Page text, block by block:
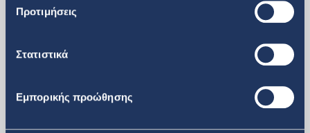
Προτιμήσεις
Στατιστικά
Εμπορικής προώθησης